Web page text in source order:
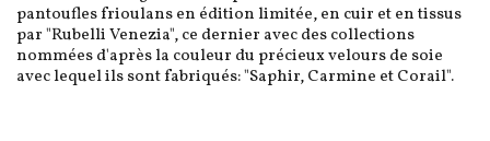
pantoufles frioulans en édition limitée, en cuir et en tissus
par "Rubelli Venezia", ​​​​ce dernier avec des collections
nommées d'après la couleur du précieux velours de soie
avec lequel ils sont fabriqués: "Saphir, Carmine et Corail".